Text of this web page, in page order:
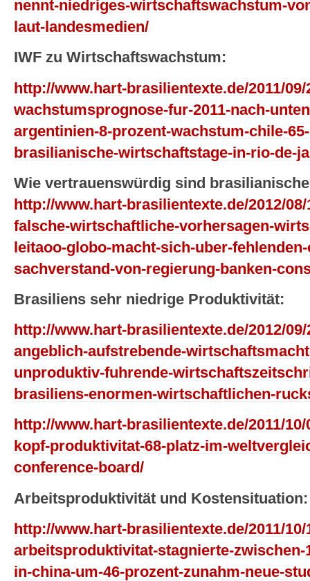
nennt-niedriges-wirtschaftswachstum-
laut-landesmedien/
IWF zu Wirtschaftswachstum:
http://www.hart-brasilientexte.de/2011/
wachstumsprognose-fur-2011-nach-
argentinien-8-prozent-wachstum-chile-
brasilianische-wirtschaftstage-in-rio-de-
Wie vertrauenswürdig sind
http://www.hart-brasilientexte.de/2012/
falsche-wirtschaftliche-vorhersagen-
leitaoo-globo-macht-sich-uber-
sachverstand-von-regierung-banken-
Brasiliens sehr niedrige Produktivität:
http://www.hart-brasilientexte.de/2012/
angeblich-aufstrebende-
unproduktiv-fuhrende-
brasiliens-enormen-wirtschaftlichen-
http://www.hart-brasilientexte.de/2011/
kopf-produktivitat-68-platz-im-
conference-board/
Arbeitsproduktivität und Kostensituation:
http://www.hart-brasilientexte.de/2011/
arbeitsproduktivitat-stagnierte-zwischen-
in-china-um-46-prozent-zunahm-neue-